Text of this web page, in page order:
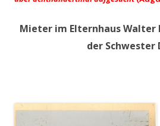
Mieter im Elternhaus Walter
der Schwester